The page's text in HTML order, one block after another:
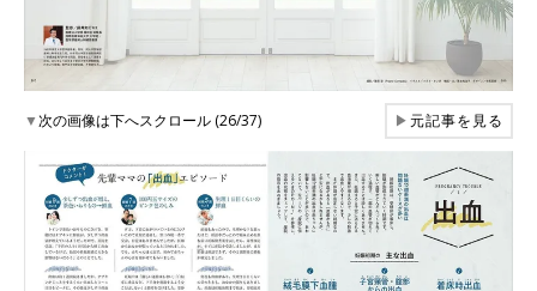
▼次の画像は下へスクロール (26/37) ▶元記事を見る